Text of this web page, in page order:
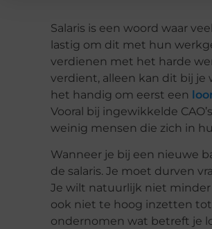
Salaris is een woord waar
lastig om dit met hun
verdienen met het harde
verdient, alleen kan dit bij je
het handig om eerst een
Vooral bij ingewikkelde CAO’s
weinig mensen die zich in
Wanneer je bij een nieuwe
de salaris. Je moet durven
Je wilt natuurlijk niet minder
ook niet te hoog inzetten tot
ondernomen wat betreft je